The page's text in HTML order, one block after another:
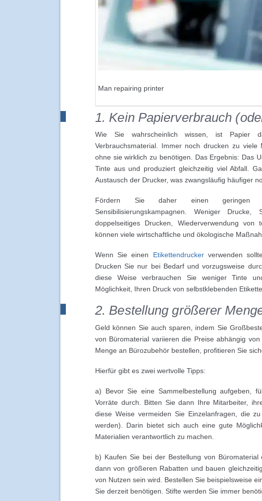
Man repairing printer
1. Kein Papierverbrauch
Wie Sie wahrscheinlich wissen, ist Papier
Verbrauchsmaterial. Immer noch drucken zu
ohne sie wirklich zu benötigen. Das Ergebnis: Das
Tinte aus und produziert gleichzeitig viel Abfall.
Austausch der Drucker, was zwangsläufig häufiger
Fördern Sie daher einen geringen
Sensibilisierungskampagnen. Weniger
doppelseitiges Drucken, Wiederverwendung
können viele wirtschaftliche und ökologische
Wenn Sie einen Etikettendruckerverwenden
Drucken Sie nur bei Bedarf und vorzugsweise
diese Weise verbrauchen Sie weniger Tinte
Möglichkeit, Ihren Druck von selbstklebenden
2. Bestellung größerer
Geld können Sie auch sparen, indem Sie
von Büromaterial variieren die Preise abhängig
Menge an Bürozubehör bestellen, profitieren Sie
Hierfür gibt es zwei wertvolle Tipps:
a) Bevor Sie eine Sammelbestellung aufgeben,
Vorräte durch. Bitten Sie dann Ihre Mitarbeiter,
diese Weise vermeiden Sie Einzelanfragen, die
werden). Darin bietet sich auch eine gute
Materialien verantwortlich zu machen.
b) Kaufen Sie bei der Bestellung von
dann von größeren Rabatten und bauen
von Nutzen sein wird. Bestellen Sie beispielsweise
Sie derzeit benötigen. Stifte werden Sie immer